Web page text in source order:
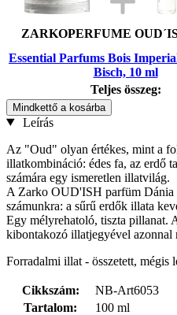
ZARKOPERFUME
Essential Parfums Bois
Bisch, 10 ml
Teljes összeg:
Mindkettő a kosárba
Leírás
Az "Oud" olyan értékes, mint a
illatkombináció: édes fa, az erdő
számára egy ismeretlen illatvilág.
A Zarko OUD'ISH parfüm Dánia
számunkra: a sűrű erdők illata
Egy mélyrehatoló, tiszta pillanat.
kibontakozó illatjegyével azonnal
Forradalmi illat - összetett, mégis
Cikkszám:
NB-Art6053
Tartalom:
100 ml